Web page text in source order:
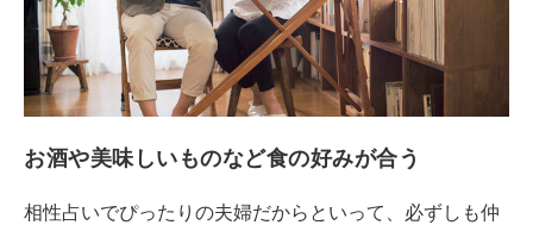
お酒や美味しいものなど食の好みが合う
相性占いでぴったりの夫婦だからといって、必ずしも仲